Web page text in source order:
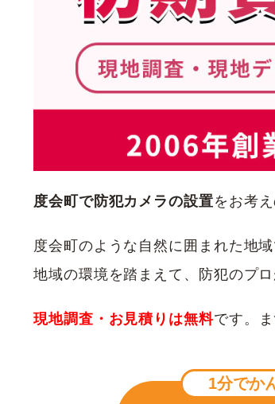
度会町で防犯カメラの設置をお考
度会町のような自然に囲まれた地
地域の環境を踏まえて、防犯のプ
現地調査・お見積りは無料です。
1分でか